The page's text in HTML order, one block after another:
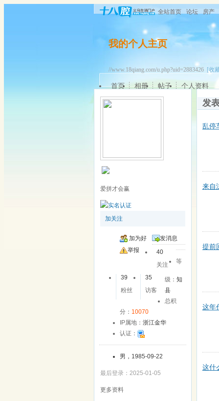
全站首页 论坛 房产
我的个人主页
//www.18qiang.com/u.php?uid=2883426 [收
首页 相册 帖子 个人资料
爱拼才会赢
加关注
加为好
友
发消息
举报
40
关注
39
粉丝
35
访客
等
级：知
县
总积
分： 10070
IP属地： 浙江金华
认证：
男，1985-09-22
最后登录：2025-01-05
更多资料
发
乱停
来自
提前
这年
这什